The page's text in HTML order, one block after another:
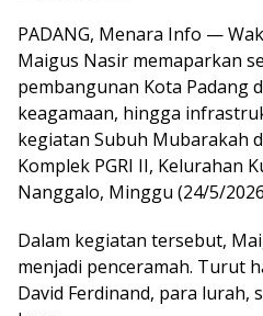
PADANG, Menara Info —
Maigus Nasir memaparkan
pembangunan Kota Padang
keagamaan, hingga
kegiatan Subuh Mubarakah
Komplek PGRI II, Kelurahan
Nanggalo, Minggu (24/5/
Dalam kegiatan tersebut,
menjadi penceramah. Turut
David Ferdinand, para lurah,